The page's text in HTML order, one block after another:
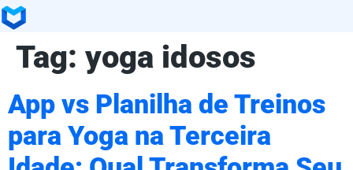
Tag: yoga idosos
App vs Planilha de Treinos
para Yoga na Terceira